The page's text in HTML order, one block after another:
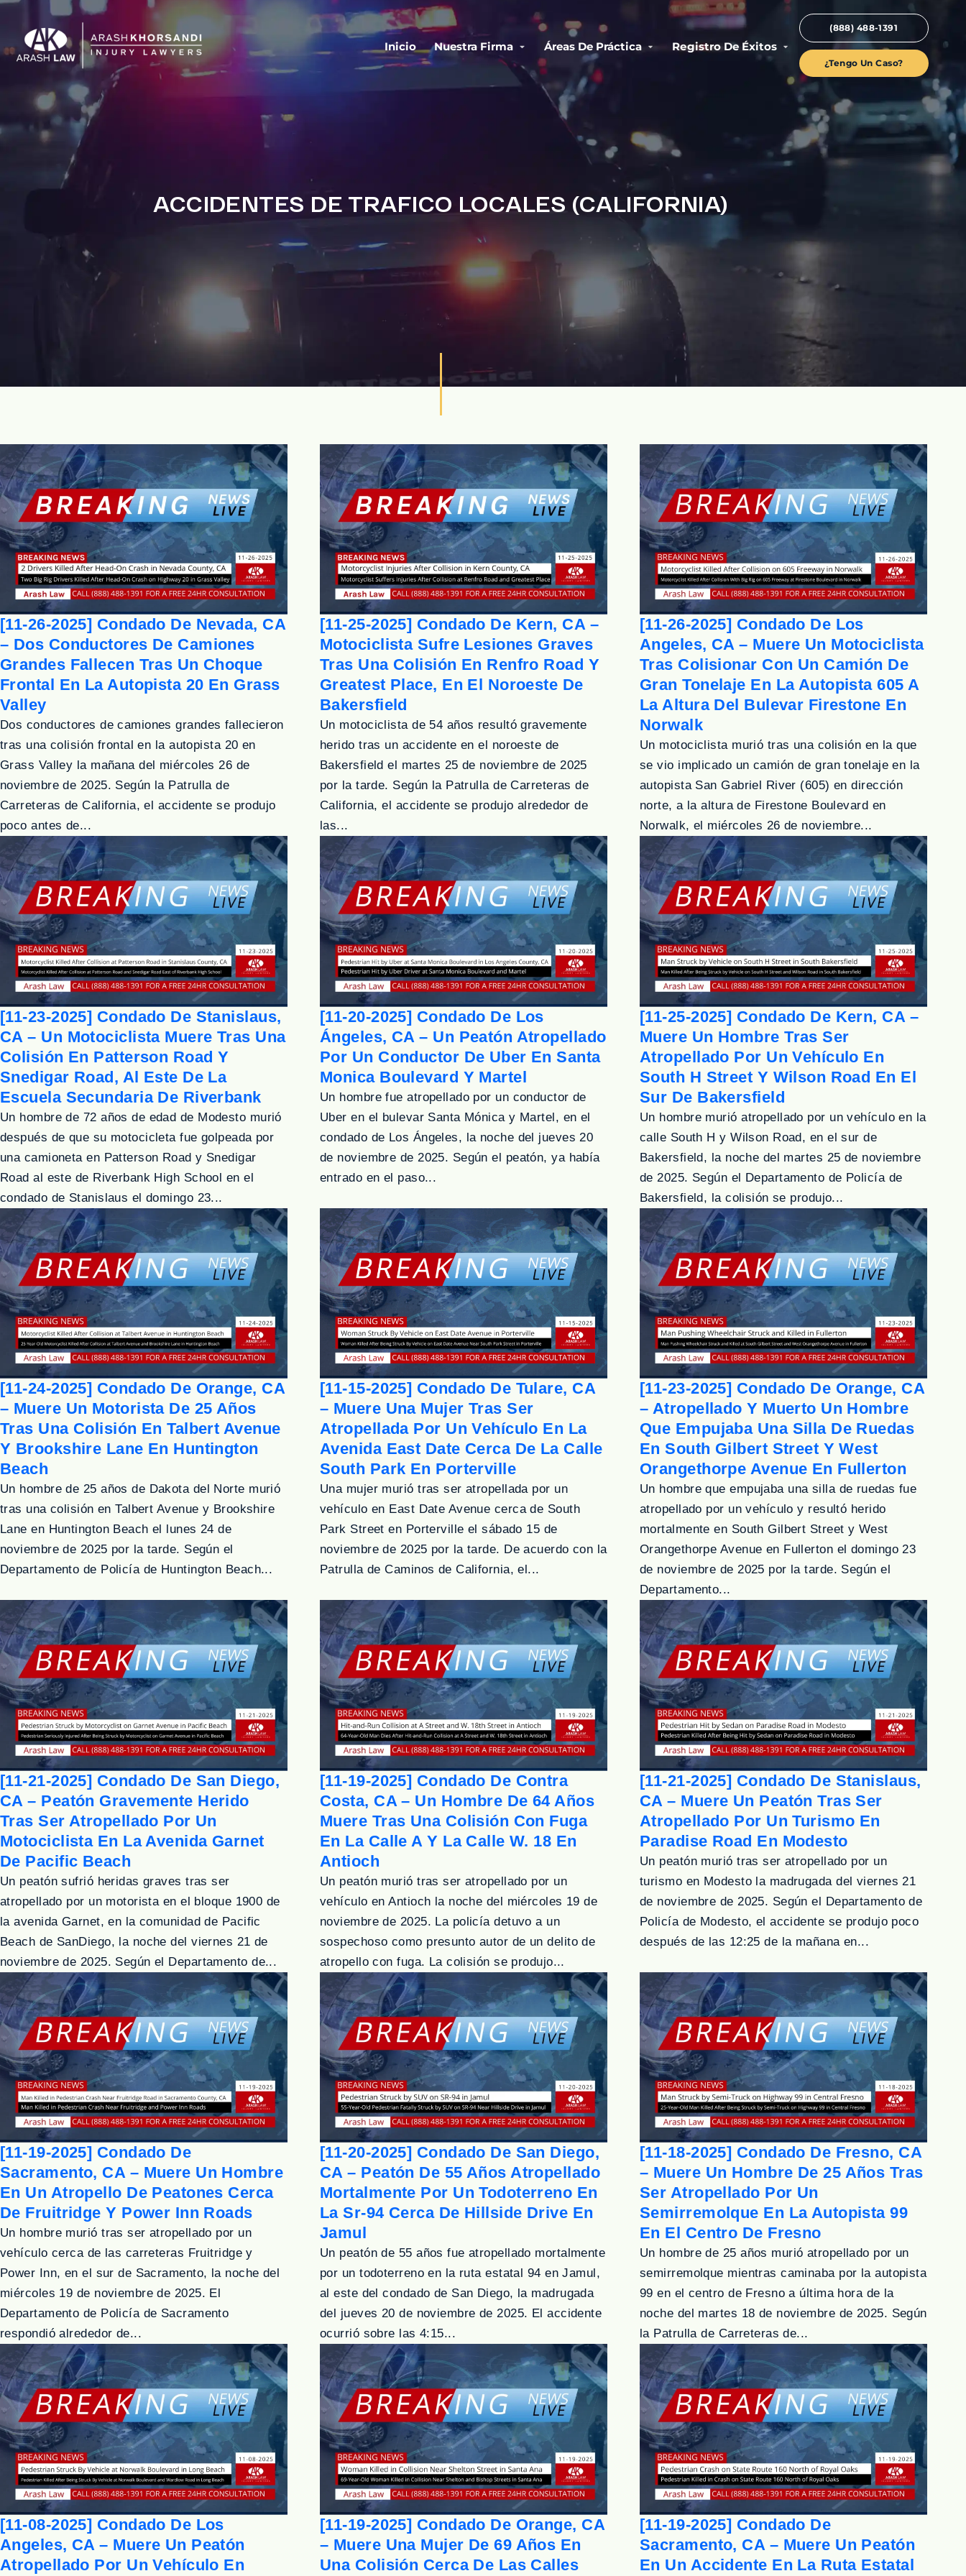
Inicio Nuestra Firma Áreas De Práctica Registro De Éxitos
(888) 488-1391
¿Tengo Un Caso?
ACCIDENTES DE TRAFICO LOCALES (CALIFORNIA)
[11-26-2025] Condado De Nevada, CA
– Dos Conductores De Camiones
Grandes Fallecen Tras Un Choque
Frontal En La Autopista 20 En Grass
Valley
Dos conductores de camiones grandes fallecieron
tras una colisión frontal en la autopista 20 en
Grass Valley la mañana del miércoles 26 de
noviembre de 2025. Según la Patrulla de
Carreteras de California, el accidente se produjo
poco antes de...
[11-25-2025] Condado De Kern, CA –
Motociclista Sufre Lesiones Graves
Tras Una Colisión En Renfro Road Y
Greatest Place, En El Noroeste De
Bakersfield
Un motociclista de 54 años resultó gravemente
herido tras un accidente en el noroeste de
Bakersfield el martes 25 de noviembre de 2025
por la tarde. Según la Patrulla de Carreteras de
California, el accidente se produjo alrededor de
las...
[11-26-2025] Condado De Los
Angeles, CA – Muere Un Motociclista
Tras Colisionar Con Un Camión De
Gran Tonelaje En La Autopista 605 A
La Altura Del Bulevar Firestone En
Norwalk
Un motociclista murió tras una colisión en la que
se vio implicado un camión de gran tonelaje en la
autopista San Gabriel River (605) en dirección
norte, a la altura de Firestone Boulevard en
Norwalk, el miércoles 26 de noviembre...
[11-23-2025] Condado De Stanislaus,
CA – Un Motociclista Muere Tras Una
Colisión En Patterson Road Y
Snedigar Road, Al Este De La
Escuela Secundaria De Riverbank
Un hombre de 72 años de edad de Modesto murió
después de que su motocicleta fue golpeada por
una camioneta en Patterson Road y Snedigar
Road al este de Riverbank High School en el
condado de Stanislaus el domingo 23...
[11-20-2025] Condado De Los
Ángeles, CA – Un Peatón Atropellado
Por Un Conductor De Uber En Santa
Monica Boulevard Y Martel
Un hombre fue atropellado por un conductor de
Uber en el bulevar Santa Mónica y Martel, en el
condado de Los Ángeles, la noche del jueves 20
de noviembre de 2025. Según el peatón, ya había
entrado en el paso...
[11-25-2025] Condado De Kern, CA –
Muere Un Hombre Tras Ser
Atropellado Por Un Vehículo En
South H Street Y Wilson Road En El
Sur De Bakersfield
Un hombre murió atropellado por un vehículo en la
calle South H y Wilson Road, en el sur de
Bakersfield, la noche del martes 25 de noviembre
de 2025. Según el Departamento de Policía de
Bakersfield, la colisión se produjo...
[11-24-2025] Condado De Orange, CA
– Muere Un Motorista De 25 Años
Tras Una Colisión En Talbert Avenue
Y Brookshire Lane En Huntington
Beach
Un hombre de 25 años de Dakota del Norte murió
tras una colisión en Talbert Avenue y Brookshire
Lane en Huntington Beach el lunes 24 de
noviembre de 2025 por la tarde. Según el
Departamento de Policía de Huntington Beach...
[11-15-2025] Condado De Tulare, CA
– Muere Una Mujer Tras Ser
Atropellada Por Un Vehículo En La
Avenida East Date Cerca De La Calle
South Park En Porterville
Una mujer murió tras ser atropellada por un
vehículo en East Date Avenue cerca de South
Park Street en Porterville el sábado 15 de
noviembre de 2025 por la tarde. De acuerdo con la
Patrulla de Caminos de California, el...
[11-23-2025] Condado De Orange, CA
– Atropellado Y Muerto Un Hombre
Que Empujaba Una Silla De Ruedas
En South Gilbert Street Y West
Orangethorpe Avenue En Fullerton
Un hombre que empujaba una silla de ruedas fue
atropellado por un vehículo y resultó herido
mortalmente en South Gilbert Street y West
Orangethorpe Avenue en Fullerton el domingo 23
de noviembre de 2025 por la tarde. Según el
Departamento...
[11-21-2025] Condado De San Diego,
CA – Peatón Gravemente Herido
Tras Ser Atropellado Por Un
Motociclista En La Avenida Garnet
De Pacific Beach
Un peatón sufrió heridas graves tras ser
atropellado por un motorista en el bloque 1900 de
la avenida Garnet, en la comunidad de Pacific
Beach de SanDiego, la noche del viernes 21 de
noviembre de 2025. Según el Departamento de...
[11-19-2025] Condado De Contra
Costa, CA – Un Hombre De 64 Años
Muere Tras Una Colisión Con Fuga
En La Calle A Y La Calle W. 18 En
Antioch
Un peatón murió tras ser atropellado por un
vehículo en Antioch la noche del miércoles 19 de
noviembre de 2025. La policía detuvo a un
sospechoso como presunto autor de un delito de
atropello con fuga. La colisión se produjo...
[11-21-2025] Condado De Stanislaus,
CA – Muere Un Peatón Tras Ser
Atropellado Por Un Turismo En
Paradise Road En Modesto
Un peatón murió tras ser atropellado por un
turismo en Modesto la madrugada del viernes 21
de noviembre de 2025. Según el Departamento de
Policía de Modesto, el accidente se produjo poco
después de las 12:25 de la mañana en...
[11-19-2025] Condado De
Sacramento, CA – Muere Un Hombre
En Un Atropello De Peatones Cerca
De Fruitridge Y Power Inn Roads
Un hombre murió tras ser atropellado por un
vehículo cerca de las carreteras Fruitridge y
Power Inn, en el sur de Sacramento, la noche del
miércoles 19 de noviembre de 2025. El
Departamento de Policía de Sacramento
respondió alrededor de...
[11-20-2025] Condado De San Diego,
CA – Peatón De 55 Años Atropellado
Mortalmente Por Un Todoterreno En
La Sr-94 Cerca De Hillside Drive En
Jamul
Un peatón de 55 años fue atropellado mortalmente
por un todoterreno en la ruta estatal 94 en Jamul,
al este del condado de San Diego, la madrugada
del jueves 20 de noviembre de 2025. El accidente
ocurrió sobre las 4:15...
[11-18-2025] Condado De Fresno, CA
– Muere Un Hombre De 25 Años Tras
Ser Atropellado Por Un
Semirremolque En La Autopista 99
En El Centro De Fresno
Un hombre de 25 años murió atropellado por un
semirremolque mientras caminaba por la autopista
99 en el centro de Fresno a última hora de la
noche del martes 18 de noviembre de 2025. Según
la Patrulla de Carreteras de...
[11-08-2025] Condado De Los
Angeles, CA – Muere Un Peatón
Atropellado Por Un Vehículo En
[11-19-2025] Condado De Orange, CA
– Muere Una Mujer De 69 Años En
Una Colisión Cerca De Las Calles
[11-19-2025] Condado De
Sacramento, CA – Muere Un Peatón
En Un Accidente En La Ruta Estatal